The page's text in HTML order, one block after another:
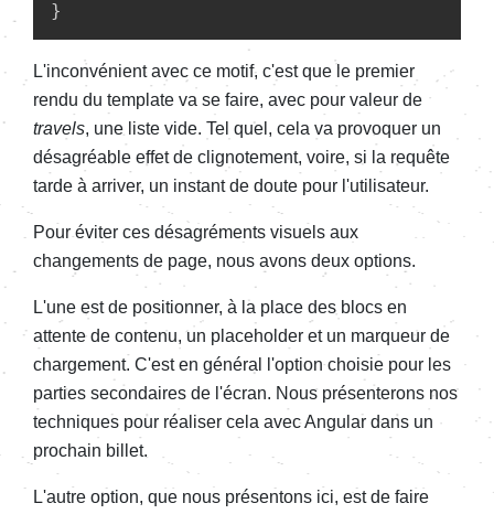
L'inconvénient avec ce motif, c'est que le premier
rendu du template va se faire, avec pour valeur de
travels, une liste vide. Tel quel, cela va provoquer un
désagréable effet de clignotement, voire, si la requête
tarde à arriver, un instant de doute pour l'utilisateur.
Pour éviter ces désagréments visuels aux
changements de page, nous avons deux options.
L'une est de positionner, à la place des blocs en
attente de contenu, un placeholder et un marqueur de
chargement. C'est en général l'option choisie pour les
parties secondaires de l'écran. Nous présenterons nos
techniques pour réaliser cela avec Angular dans un
prochain billet.
L'autre option, que nous présentons ici, est de faire